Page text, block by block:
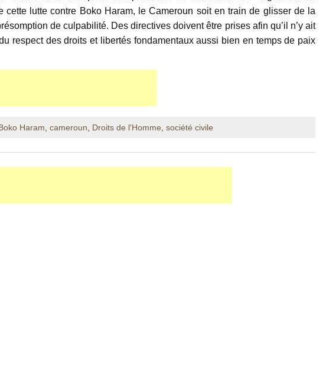
cette lutte contre Boko Haram, le Cameroun soit en train de glisser de la
de culpabilité. Des directives doivent être prises afin qu’il n’y ait
respect des droits et libertés fondamentaux aussi bien en temps de paix
Haram ,cameroun Droits de l'Homme ,société civile